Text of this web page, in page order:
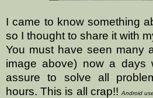
I came to know something
so I thought to share it with
You must have seen many
image above) now a days
assure to solve all
hours. This is all crap!! Android